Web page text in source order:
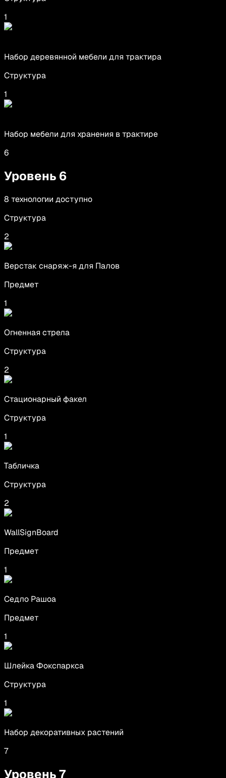
1
Набор деревянной мебели для трактира
Структура
1
Набор мебели для хранения в трактире
6
Уровень 6
8 технологии доступно
Структура
2
Верстак снаряж-я для Палов
Предмет
1
Огненная стрела
Структура
2
Стационарный факел
Структура
1
Табличка
Структура
2
WallSignBoard
Предмет
1
Седло Рашоа
Предмет
1
Шлейка Фокспаркса
Структура
1
Набор декоративных растений
7
Уровень7